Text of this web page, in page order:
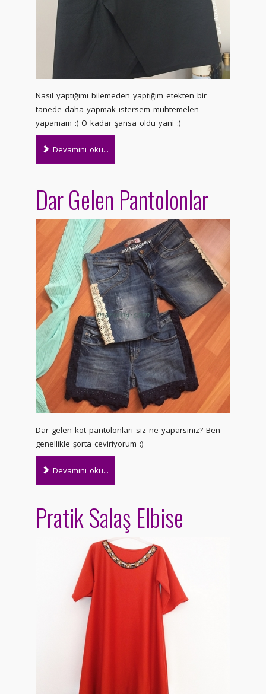
Nasıl yaptığımı bilemeden yaptığım etekten bir
tanede daha yapmak istersem muhtemelen
yapamam :) O kadar şansa oldu yani :)
Devamını oku...
Dar Gelen Pantolonlar
Dar gelen kot pantolonları siz ne yaparsınız? Ben
genellikle şorta çeviriyorum :)
Devamını oku...
Pratik Salaş Elbise